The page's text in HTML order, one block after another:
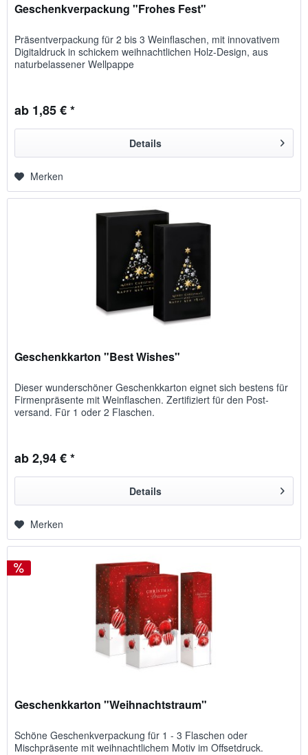
Geschenkverpackung "Frohes Fest"
Präsentverpackung für 2 bis 3 Weinflaschen, mit innovativem
Digitaldruck in schickem weihnachtlichen Holz-Design, aus
naturbelassener Wellpappe
ab 1,85 € *
Details
Merken
Geschenkkarton "Best Wishes"
Dieser wunder­schöner Geschenk­karton eignet sich bestens für
Firmen­präsente mit Wein­flaschen. Zertifiziert für den Post­
versand. Für 1 oder 2 Flaschen.
ab 2,94 € *
Details
Merken
Geschenkkarton "Weihnachtstraum"
Schöne Geschenkverpackung für 1 - 3 Flaschen oder
Mischpräsente mit weihnachtlichem Motiv im Offsetdruck.